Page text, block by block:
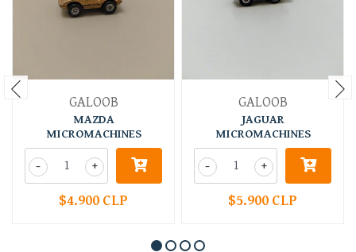
GALOOB
MAZDA
MICROMACHINES
+
-
$4.900 CLP
GALOOB
JAGUAR
MICROMACHINES
+
-
$5.900 CLP